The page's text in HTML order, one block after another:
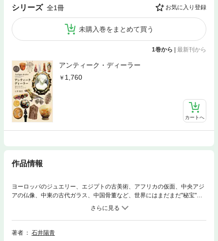
シリーズ 全1冊 お気に入り登録
未購入巻をまとめて買う
1巻から | 最新刊から
アンティーク・ディーラー
1,760
カートへ
作品情報
ヨーロッパのジュエリー、エジプトの古美術、アフリカの仮面、中央アジ
アの仏像、中東の古代ガラス、中国骨董など、世界にはまだまだ"秘宝"が
存在する。世界各地を訪れ買い付けを行う著者が、不可思議な美術品とア
ンティークビジネスの裏事情を明かす。
著者
石井陽青